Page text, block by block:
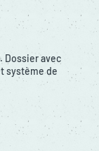
Dossier avec
système de